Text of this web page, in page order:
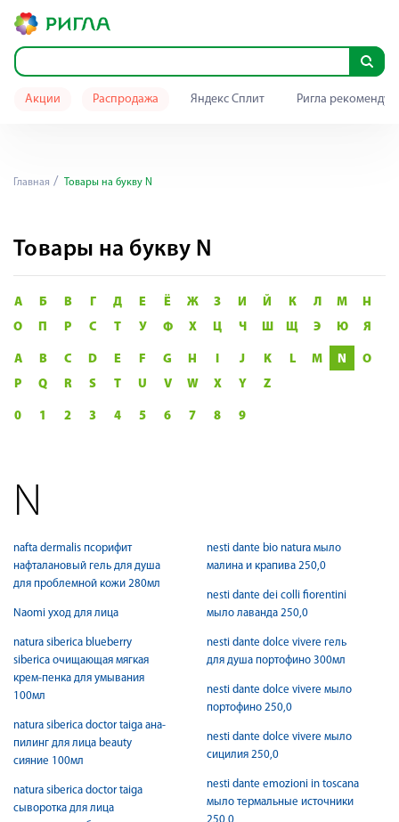
Акции Распродажа Яндекс Сплит Ригла
Главная Товары на букву N
Товары на букву N
А Б В Г Д Е Ё Ж З И Й К Л М
Н
О
П Р С Т У Ф Х Ц Ч Ш Щ Э Ю Я
A B C D E F G H I J K L M N
O
P
Q R S T U V W X Y Z
0 1 2 3 4 5 6 7 8 9
N
nafta dermalis псорифит
нафталановый гель для душа
для проблемной кожи 280мл
Naomi уход для лица
natura siberica blueberry
siberica очищающая мягкая
крем-пенка для умывания
100мл
natura siberica doctor taiga ана-
пилинг для лица beauty
сияние 100мл
natura siberica doctor taiga
сыворотка для лица
nesti dante bio natura мыло
малина и крапива 250,0
nesti dante dei colli fiorentini
мыло лаванда 250,0
nesti dante dolce vivere гель
для душа портофино 300мл
nesti dante dolce vivere мыло
портофино 250,0
nesti dante dolce vivere мыло
сицилия 250,0
nesti dante emozioni in toscana
мыло термальные источники